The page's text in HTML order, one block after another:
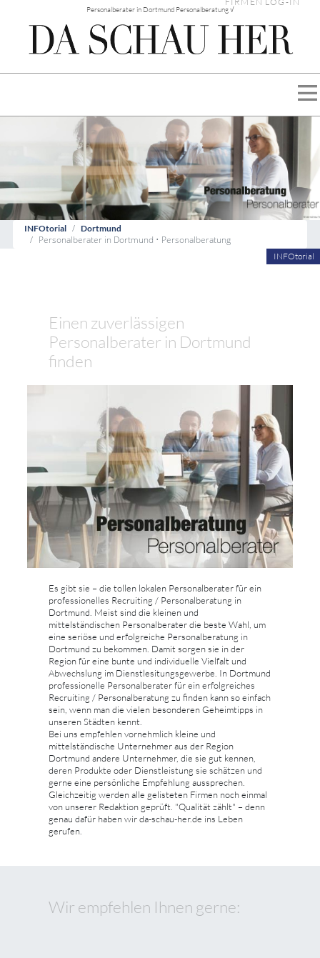
Personalberater in Dortmund Personalberatung √
INFOtorial Dortmund
Personalberater in Dortmund • Personalberatung
INFOtorial
Einen zuverlässigen
Personalberater in Dortmund
finden
Es gibt sie – die tollen lokalen Personalberater für ein
professionelles Recruiting / Personalberatung in
Dortmund. Meist sind die kleinen und
mittelständischen Personalberater die beste Wahl, um
eine seriöse und erfolgreiche Personalberatung in
Dortmund zu bekommen. Damit sorgen sie in der
Region für eine bunte und individuelle Vielfalt und
Abwechslung im Dienstlesitungsgewerbe. In Dortmund
professionelle Personalberater für ein erfolgreiches
Recruiting / Personalberatung zu finden kann so einfach
sein, wenn man die vielen besonderen Geheimtipps in
unseren Städten kennt.
Bei uns empfehlen vornehmlich kleine und
mittelständische Unternehmer aus der Region
Dortmund andere Unternehmer, die sie gut kennen,
deren Produkte oder Dienstleistung sie schätzen und
gerne eine persönliche Empfehlung aussprechen.
Gleichzeitig werden alle gelisteten Firmen noch einmal
von unserer Redaktion geprüft. "Qualität zählt" – denn
genau dafür haben wir da-schau-her.de ins Leben
gerufen.
Wir empfehlen Ihnen gerne: